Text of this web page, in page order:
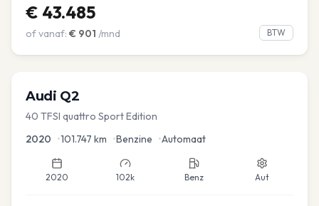
€ 43.485
of vanaf: € 901 /mnd BTW
Audi Q2
40 TFSI quattro Sport Edition
2020 •101.747 km •Benzine •Automaat
2020 102k Benz Aut